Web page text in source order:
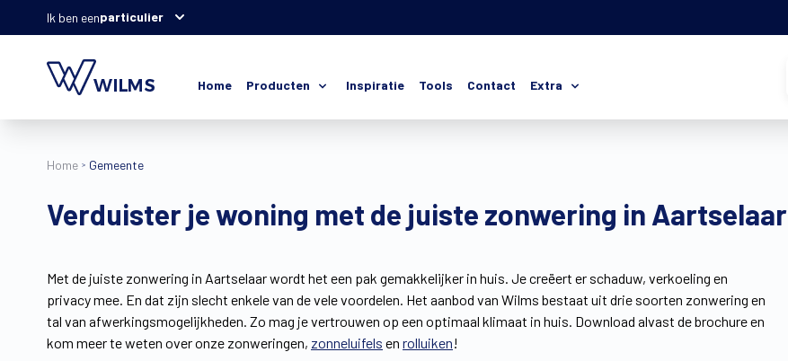
Ik ben eenparticulier
Home Producten Inspiratie Tools Contact Extra
Home Gemeente
Verduister je woning met de juiste zonwering in Aartselaar
Met de juiste zonwering in Aartselaar wordt het een pak gemakkelijker in huis. Je creëert er schaduw, verkoeling en
privacy mee. En dat zijn slecht enkele van de vele voordelen. Het aanbod van Wilms bestaat uit drie soorten zonwering en
tal van afwerkingsmogelijkheden. Zo mag je vertrouwen op een optimaal klimaat in huis. Download alvast de brochure en
kom meer te weten over onze zonweringen, zonneluifels en rolluiken!